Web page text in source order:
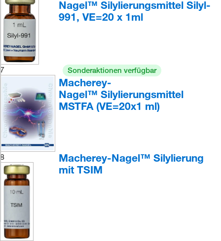
Nagel™ Silylierungsmittel Silyl-
991, VE=20 x 1ml
7 Sonderaktionen verfügbar
Macherey-
Nagel™ Silylierungsmittel
MSTFA (VE=20x1 ml)
8
Macherey-Nagel™ Silylierung
mit TSIM